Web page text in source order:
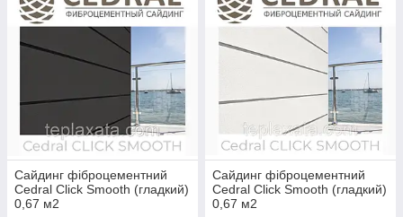
Сайдинг фіброцементний
Cedral Click Smooth (гладкий)
0,67 м2
Сайдинг фіброцементний
Cedral Click Smooth (гладкий)
0,67 м2